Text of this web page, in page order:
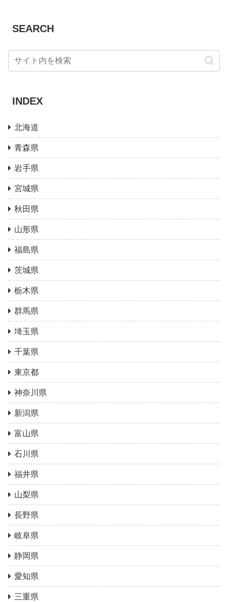
SEARCH
INDEX
北海道
青森県
岩手県
宮城県
秋田県
山形県
福島県
茨城県
栃木県
群馬県
埼玉県
千葉県
東京都
神奈川県
新潟県
富山県
石川県
福井県
山梨県
長野県
岐阜県
静岡県
愛知県
三重県